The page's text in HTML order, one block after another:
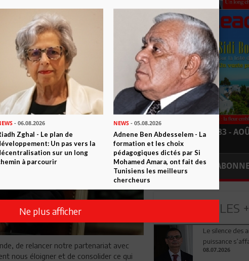
de relancer notre partenariat avec
nous éloigner et de consolider ce qui
LEADERS N° 183 -
LES
Le silence des
puissance
08.07.2026
- 06.08.2026
Zghal - Le plan de
Un pas vers la
sur un long
à parcourir
NEWS- 05.08.2026
Adnene Ben Abdesselem - La
formation et les choix
pédagogiques dictés par Si
Mohamed Amara, ont fait des
Tunisiens les meilleurs
chercheurs
Ne plus afficher